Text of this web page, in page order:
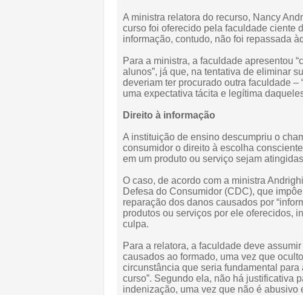
A ministra relatora do recurso, Nancy
curso foi oferecido pela faculdade ciente
informação, contudo, não foi repassada
Para a ministra, a faculdade apresentou
alunos”, já que, na tentativa de eliminar
deveriam ter procurado outra faculdade
uma expectativa tácita e legítima
Direito à informação
A instituição de ensino descumpriu o
consumidor o direito à escolha
em um produto ou serviço sejam
O caso, de acordo com a ministra
Defesa do Consumidor (CDC), que
reparação dos danos causados por
produtos ou serviços por ele oferecidos,
culpa.
Para a relatora, a faculdade deve
causados ao formado, uma vez que
circunstância que seria fundamental
curso”. Segundo ela, não há justificativa
indenização, uma vez que não é